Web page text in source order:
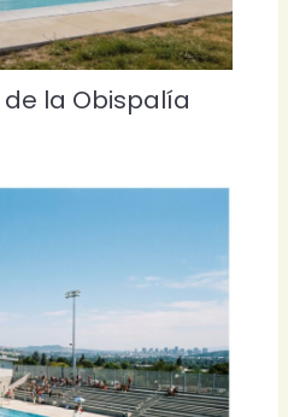
de la Obispalía